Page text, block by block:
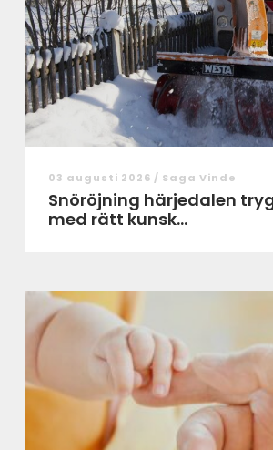
03 augusti 2026 / Saga Vinde
Snöröjning härjedalen trygg vinter
med rätt kunsk...